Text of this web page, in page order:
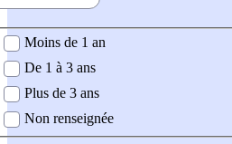
demandée
Moins de 1 an
De 1 à 3 ans
Plus de 3 ans
Non renseignée